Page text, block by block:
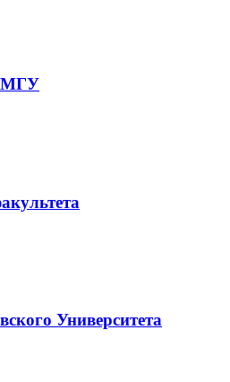
МГУ
Университета